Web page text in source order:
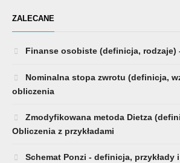
ZALECANE
Finanse osobiste (definicja, rodzaje)
Nominalna stopa zwrotu (definicja,
obliczenia
Zmodyfikowana metoda Dietza
Obliczenia z przykładami
Schemat Ponzi - definicja, przykłady